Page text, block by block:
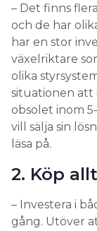
– Det finns
och de har
har en stor
växelriktare
olika
situationen att
obsolet inom
vill sälja sin
läsa på.
2. Köp
– Investera i
gång. Utöver